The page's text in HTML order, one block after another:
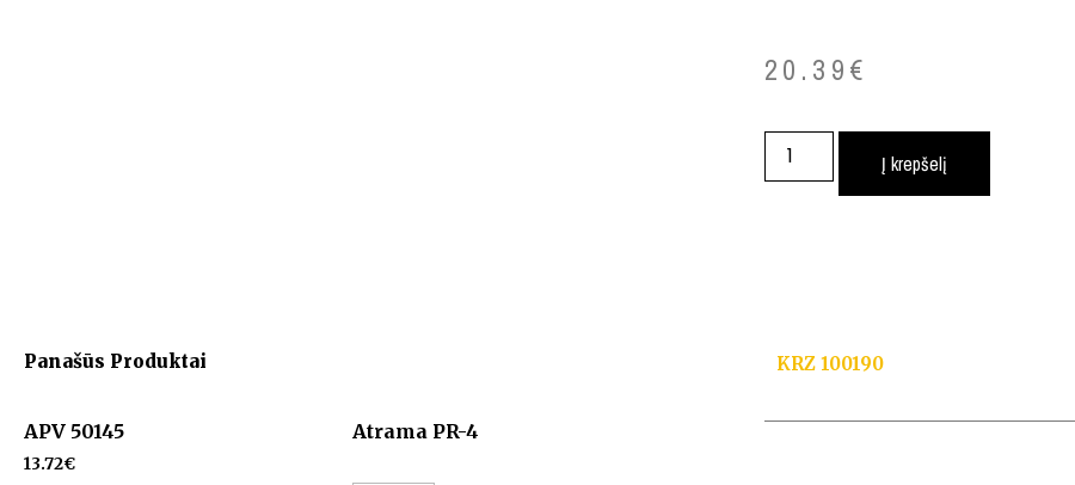
20.39€
Į krepšelį
Panašūs Produktai
APV 50145
13.72€
Atrama PR-4
KRZ 100190